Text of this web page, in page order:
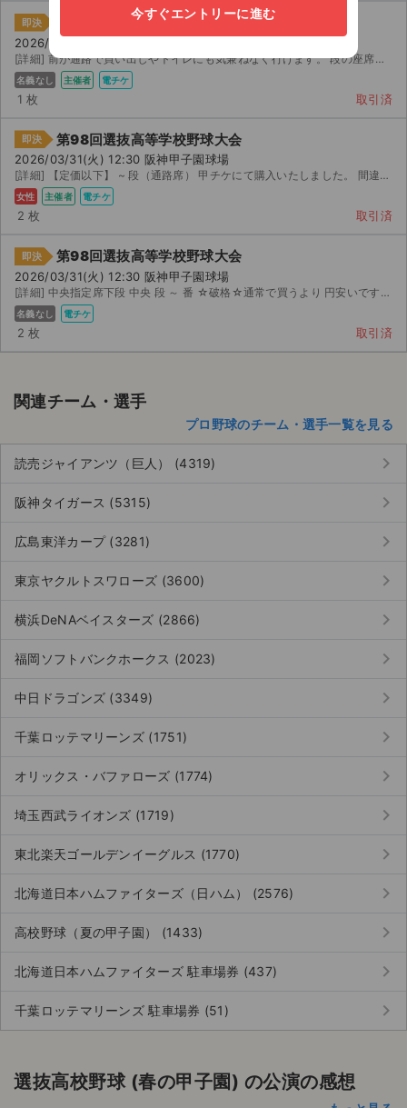
即決 第98回選抜高等学校野球大会
2026/03/31(火) 12:30 阪神甲子園球場
[詳細] 前が通路で買い出しやトイレにも気兼ねなく行けます。 段の座席になります。 直接入場用 ...
名義なし 主催者 電チケ
1 枚 取引済
即決 第98回選抜高等学校野球大会
2026/03/31(火) 12:30 阪神甲子園球場
[詳細] 【定価以下】 ~ 段（通路席） 甲チケにて購入いたしました。 間違って購入してしまったため、...
女性 主催者 電チケ
2 枚 取引済
即決 第98回選抜高等学校野球大会
2026/03/31(火) 12:30 阪神甲子園球場
[詳細] 中央指定席下段 中央 段 ～ 番 ☆破格☆通常で買うより 円安いです☆★発券の...
名義なし 電チケ
2 枚 取引済
関連チーム・選手
プロ野球のチーム・選手一覧を見る
読売ジャイアンツ（巨人） (4319) keyboard_arrow_right
阪神タイガース (5315) keyboard_arrow_right
広島東洋カープ (3281) keyboard_arrow_right
東京ヤクルトスワローズ (3600) keyboard_arrow_right
横浜DeNAベイスターズ (2866) keyboard_arrow_right
福岡ソフトバンクホークス (2023) keyboard_arrow_right
中日ドラゴンズ (3349) keyboard_arrow_right
千葉ロッテマリーンズ (1751) keyboard_arrow_right
オリックス・バファローズ (1774) keyboard_arrow_right
埼玉西武ライオンズ (1719) keyboard_arrow_right
東北楽天ゴールデンイーグルス (1770) keyboard_arrow_right
北海道日本ハムファイターズ（日ハム） (2576) keyboard_arrow_right
高校野球（夏の甲子園） (1433) keyboard_arrow_right
北海道日本ハムファイターズ 駐車場券 (437) keyboard_arrow_right
千葉ロッテマリーンズ 駐車場券 (51) keyboard_arrow_right
選抜高校野球 (春の甲子園) の公演の感想
今すぐエントリーに進む